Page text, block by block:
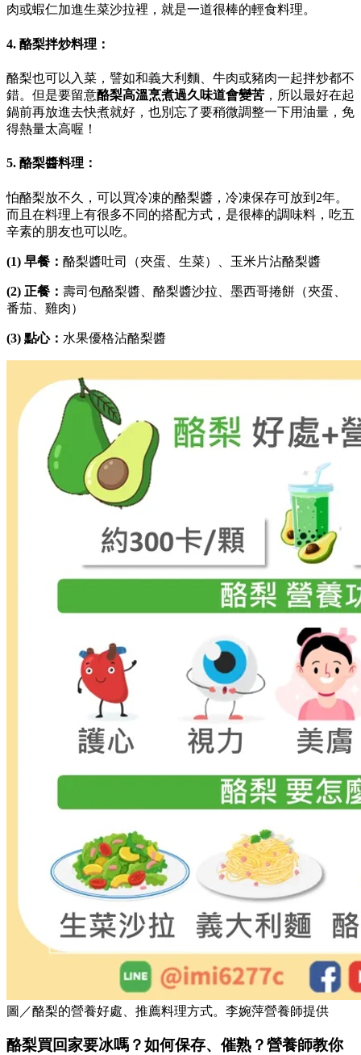
肉或蝦仁加進生菜沙拉裡，就是一道很棒的輕食料理。
4. 酪梨拌炒料理：
酪梨也可以入菜，譬如和義大利麵、牛肉或豬肉一起拌炒都不
錯。但是要留意酪梨高溫烹煮過久味道會變苦 ，所以最好在起
鍋前再放進去快煮就好，也別忘了要稍微調整一下用油量，免
得熱量太高喔！
5. 酪梨醬料理：
怕酪梨放不久，可以買冷凍的酪梨醬，冷凍保存可放到2年。
而且在料理上有很多不同的搭配方式，是很棒的調味料，吃五
辛素的朋友也可以吃。
(1) 早餐： 酪梨醬吐司（夾蛋、生菜）、玉米片沾酪梨醬
(2) 正餐： 壽司包酪梨醬、酪梨醬沙拉、墨西哥捲餅（夾蛋、
番茄、雞肉）
(3) 點心： 水果優格沾酪梨醬
圖／酪梨的營養好處、推薦料理方式。李婉萍營養師提供
酪梨買回家要冰嗎？如何保存、催熟？營養師教你